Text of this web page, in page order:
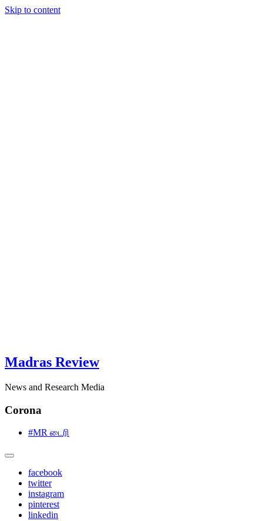
Skip to content
Madras Review
News and Research Media
Corona
#MR டைரி
facebook
twitter
instagram
pinterest
linkedin